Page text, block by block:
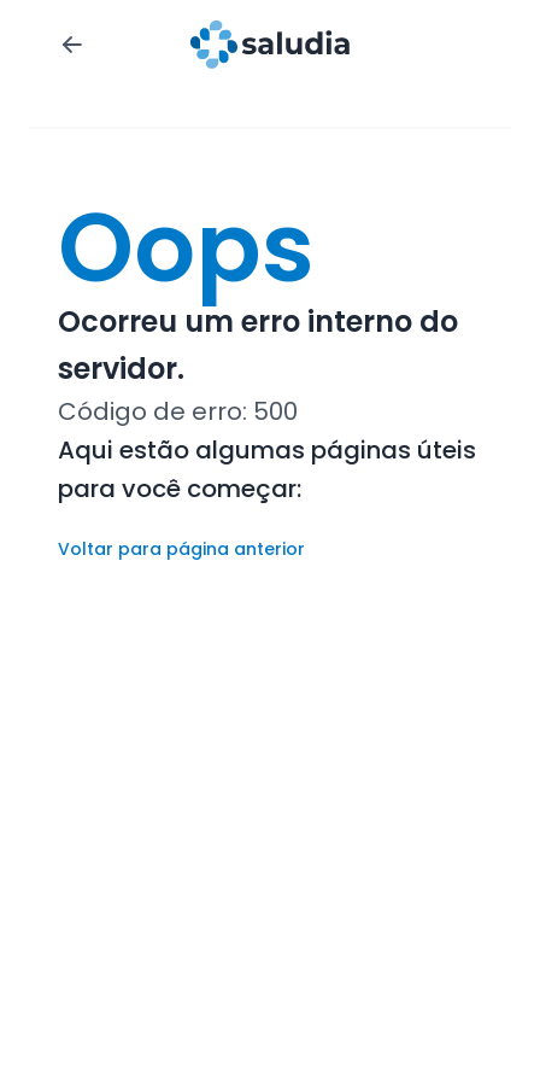
Oops
Ocorreu um erro interno do
servidor.
Código de erro: 500
Aqui estão algumas páginas úteis
para você começar:
Voltar para página anterior